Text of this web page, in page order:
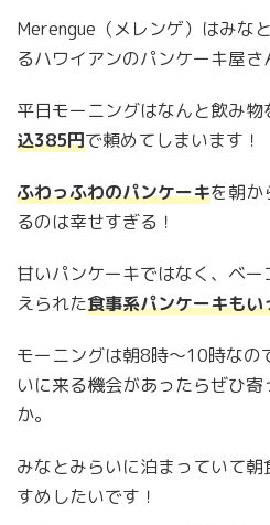
Merengue（メレンゲ）はみな
るハワイアンのパンケーキ屋さ
平日モーニングはなんと飲み物
込385円で頼めてしまいます！
ふわっふわのパンケーキを朝か
るのは幸せすぎる！
甘いパンケーキではなく、ベ
えられた食事系パンケーキもい
モーニングは朝8時〜10時なの
いに来る機会があったらぜひ
か。
みなとみらいに泊まっていて
すめしたいです！